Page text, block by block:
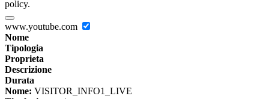
policy.
www.youtube.com
Nome
Tipologia
Proprieta
Descrizione
Durata
Nome: VISITOR_INFO1_LIVE